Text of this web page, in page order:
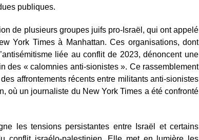
publiques.
de plusieurs groupes juifs pro-Israël, qui ont appelé
York Times à Manhattan. Ces organisations, dont
liée au conflit de 2023, dénoncent une
des « calomnies anti-sionistes ». Ce rassemblement
affrontements récents entre militants anti-sionistes
où un journaliste du New York Times a été confronté
les tensions persistantes entre Israël et certains